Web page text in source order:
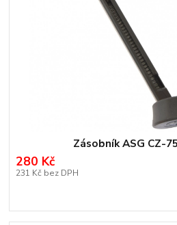
Zásobník ASG CZ-
280 Kč
231 Kč bez DPH